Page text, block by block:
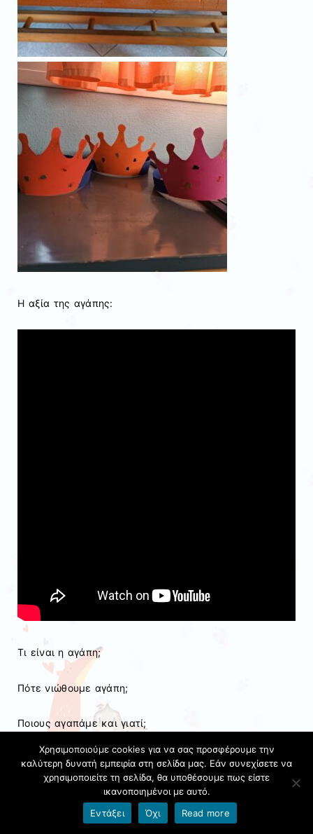
Η αξία της αγάπης:
Τι είναι η αγάπη;
Πότε νιώθουμε αγάπη;
Ποιους αγαπάμε και γιατί;
…ήταν μερικά από τα ερωτήματα που μας
προβλημάτισαν και προσπαθήσαμε να απαντήσουμε
στην παρεούλα μας!
Χρησιμοποιούμε cookies για να σας προσφέρουμε την
καλύτερη δυνατή εμπειρία στη σελίδα μας. Εάν συνεχίσετε να
χρησιμοποιείτε τη σελίδα, θα υποθέσουμε πως είστε
ικανοποιημένοι με αυτό.
Εντάξει
Όχι Read more